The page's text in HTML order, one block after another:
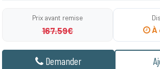
Prix avant remise
167.59€ À
Demander